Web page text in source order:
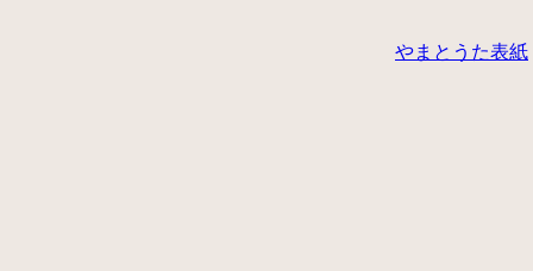
やまとうた表紙